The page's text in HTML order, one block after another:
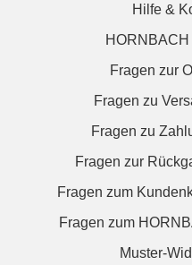
Hilfe &
Fragen zur
Fragen zu
Fragen zu
Fragen zur
Fragen zum
Fragen zum
Muster-